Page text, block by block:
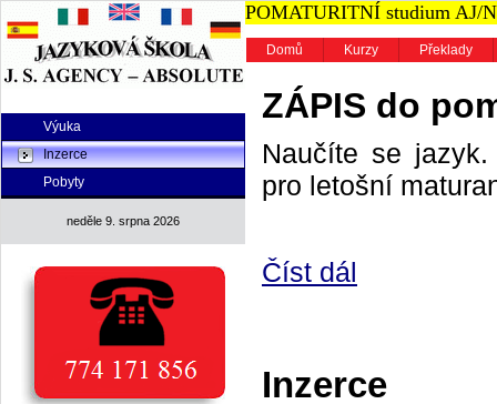
Výuka
Inzerce
Pobyty
neděle 9. srpna 2026
POMATURITNÍ studium AJ/
Domů Kurzy Překlady
ZÁPIS do
Naučíte se
pro letošní
Číst dál
Inzerce